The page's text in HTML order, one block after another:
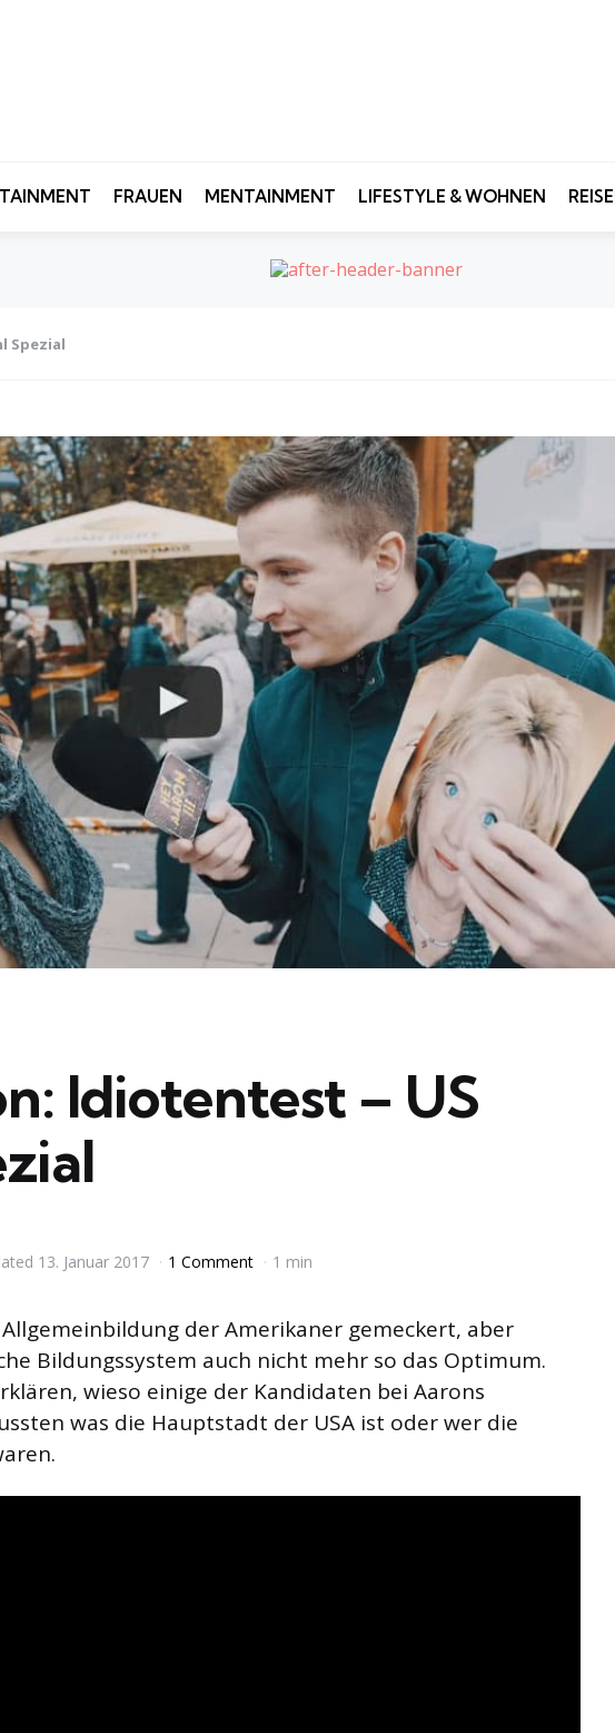
FRAUEN MENTAINMENT LIFESTYLE & WOHNEN
Spezial
Idiotentest – US
13. Januar 2017 1 Comment 1 min
der Amerikaner gemeckert, aber
Bildungssystem auch nicht mehr so das Optimum.
wieso einige der Kandidaten bei Aarons
was die Hauptstadt der USA ist oder wer die